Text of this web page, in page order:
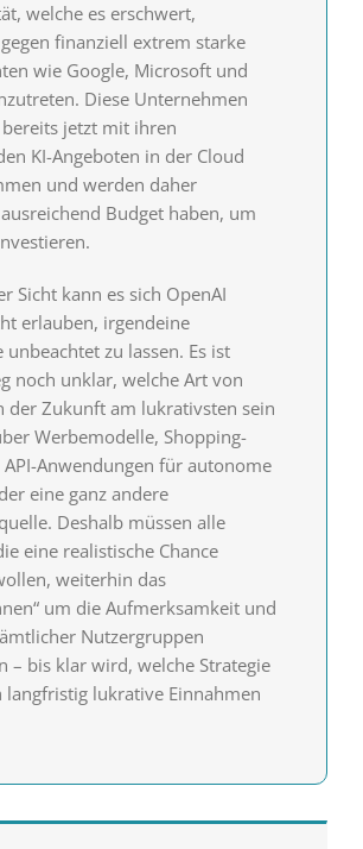
welche es erschwert,
finanziell extrem starke
wie Google, Microsoft und
Diese Unternehmen
jetzt mit ihren
KI-Angeboten in der Cloud
und werden daher
Budget haben, um
Sicht kann es sich OpenAI
erlauben, irgendeine
unbeachtet zu lassen. Es ist
noch unklar, welche Art von
der Zukunft am lukrativsten sein
Werbemodelle, Shopping-
API-Anwendungen für autonome
eine ganz andere
Deshalb müssen alle
eine realistische Chance
weiterhin das
um die Aufmerksamkeit und
Nutzergruppen
– bis klar wird, welche Strategie
langfristig lukrative Einnahmen